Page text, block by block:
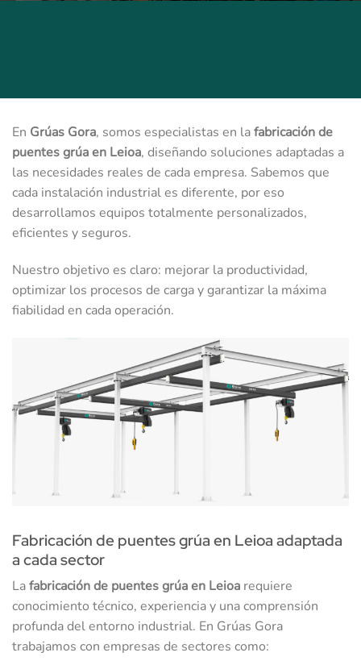
En Grúas Gora, somos especialistas en lafabricación de
puentes grúa en Leioa, diseñando soluciones adaptadas a
las necesidades reales de cada empresa. Sabemos que
cada instalación industrial es diferente, por eso
desarrollamos equipos totalmente personalizados,
eficientes y seguros.
Nuestro objetivo es claro: mejorar la productividad,
optimizar los procesos de carga y garantizar la máxima
fiabilidad en cada operación.
Fabricación de puentes grúa en Leioa adaptada
a cada sector
Lafabricación de puentes grúa en Leioa requiere
conocimiento técnico, experiencia y una comprensión
profunda del entorno industrial. En Grúas Gora
trabajamos con empresas de sectores como: